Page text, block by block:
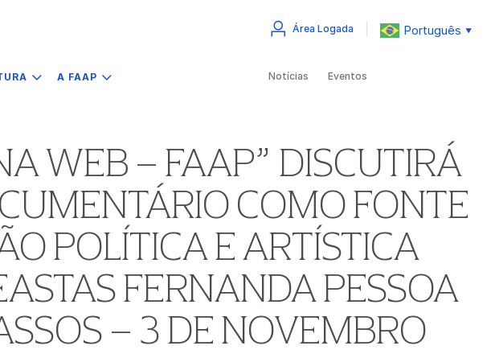
A FAAP
Área Logada Português ▼
Notícias Eventos
WEB – FAAP” DISCUTIRÁ
COMO FONTE
POLÍTICA E ARTÍSTICA
FERNANDA PESSOA
– 3 DE NOVEMBRO